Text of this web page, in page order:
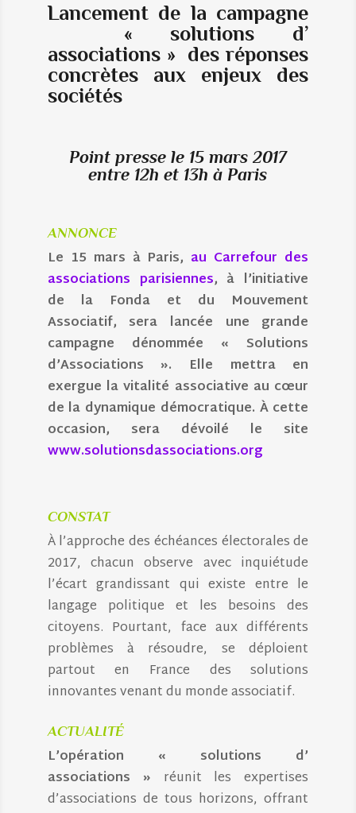
Lancement de la campagne
« solutions d’
associations » des réponses
concrètes aux enjeux des
sociétés
Point presse le 15 mars 2017
entre 12h et 13h à Paris
ANNONCE
Le 15 mars à Paris, au Carrefour des
associations parisiennes, à l’initiative
de la Fonda et du Mouvement
Associatif, sera lancée une grande
campagne dénommée « Solutions
d’Associations ». Elle mettra en
exergue la vitalité associative au cœur
de la dynamique démocratique. À cette
occasion, sera dévoilé le site
www.solutionsdassociations.org
CONSTAT
À l’approche des échéances électorales de
2017, chacun observe avec inquiétude
l’écart grandissant qui existe entre le
langage politique et les besoins des
citoyens. Pourtant, face aux différents
problèmes à résoudre, se déploient
partout en France des solutions
innovantes venant du monde associatif.
ACTUALITÉ
L’opération « solutions d’
associations » réunit les expertises
d’associations de tous horizons, offrant